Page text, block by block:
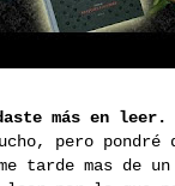
más en leer.
pero
tarde mas de